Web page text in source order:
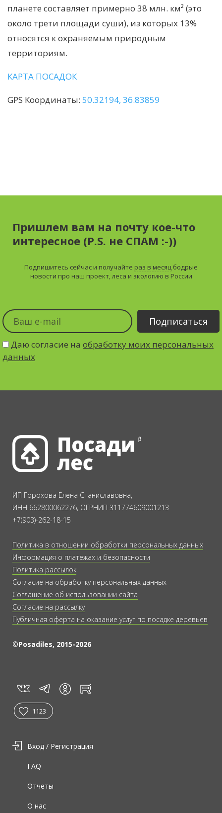
планете составляет примерно 38 млн. км² (это
около трети площади суши), из которых 13%
относятся к охраняемым природным
территориям.
КАРТА ПОСАДОК
GPS Координаты: 50.32194, 36.83859
Пришлем вам на почту кое-что
интересное (P.S. не СПАМ :-))
Подпишитесь сейчас и получайте раз в месяц бодрые
новости про наш проект, леса и экологию в России
Даю согласие на обработку моих персональных
данных
ИП Горохова Елена Станиславовна,
ИНН 662800062276, ОГРНИП 311774609001213
+7(903)-262-18-15
Политика в отношении обработки персональных данных
Информация о платежах и безопасности
Политика рассылок
Согласие на обработку персональных данных
Соглашение об использовании сайта
Согласие на рассылку
Публичная оферта на оказание услуг по посадке деревьев
©Posadiles, 2015-2026
vk tg in rt
1123
Вход / Регистрация
О нас
Отчеты
FAQ